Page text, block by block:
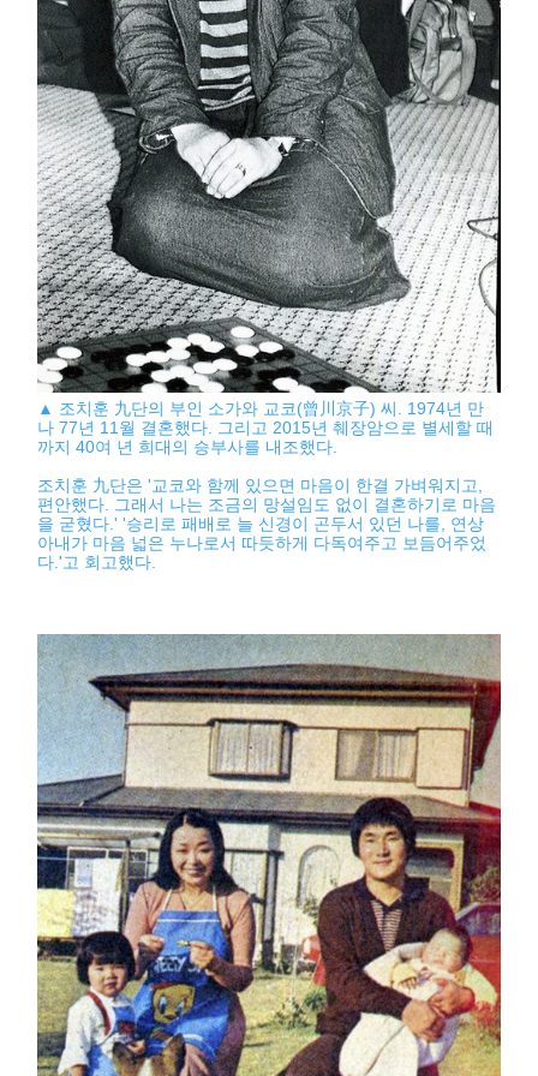
▲ 조치훈 九단의 부인 소가와 교코(曾川京子) 씨. 1974년 만
나 77년 11월 결혼했다. 그리고 2015년 췌장암으로 별세할 때
까지 40여 년 희대의 승부사를 내조했다.
조치훈 九단은 '교코와 함께 있으면 마음이 한결 가벼워지고,
편안했다. 그래서 나는 조금의 망설임도 없이 결혼하기로 마음
을 굳혔다.' '승리로 패배로 늘 신경이 곤두서 있던 나를, 연상
아내가 마음 넓은 누나로서 따듯하게 다독여주고 보듬어주었
다.'고 회고했다.